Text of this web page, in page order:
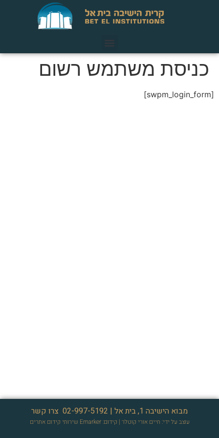
כניסת משתמש רשום
[swpm_login_form]
מבוא הישיבה 1, בית אל | 02-997-5192 צרו קשר
עוצב על ידי: חיים אורי קוטלר | קידום: Emarker שירותי קידום אתרים